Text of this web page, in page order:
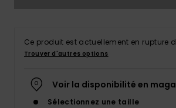
Ce produit est actuellement en rupture
Trouver d'autres options
Voir la disponibilité en
Sélectionnez une taille